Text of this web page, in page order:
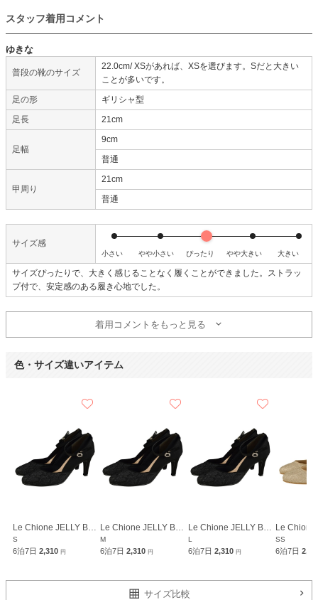
スタッフ着用コメント
ゆきな
普段の靴のサイズ
22.0cm/ XSがあれば、XSを選びます。Sだと大きい
ことが多いです。
足の形
ギリシャ型
足長
21cm
足幅
9cm
普通
甲周り
21cm
普通
サイズ感
小さい やや小さい ぴったり やや大きい 大きい
サイズぴったりで、大きく感じることなく履くことができました。ストラッ
プ付で、安定感のある履き心地でした。
着用コメントをもっと見る
色・サイズ違いアイテム
S
6泊7日 2,310 円
M
6泊7日2,310円
Le Chione JELLY BEANS
L
6泊7日 2,310 円
SS
6泊7日
サイズ比較